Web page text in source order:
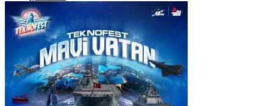
İSTANBUL
İZMİR
ŞANLIURFA
ŞIRNAK